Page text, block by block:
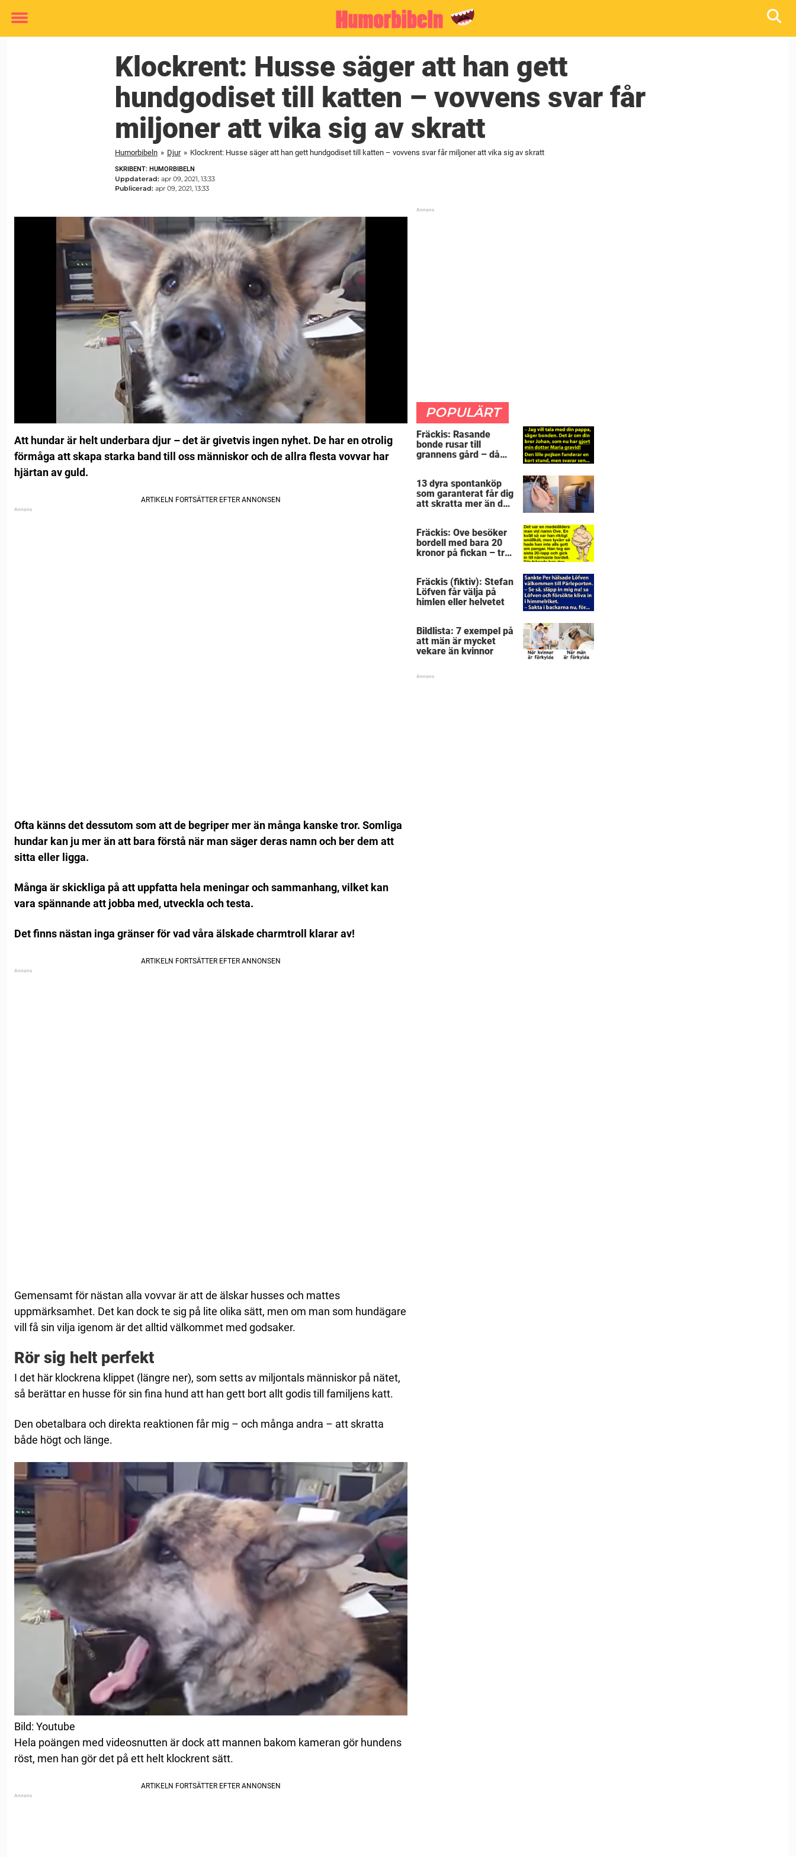
Toggle
Klockrent: Husse säger att han gett
hundgodiset till katten – vovvens svar får
miljoner att vika sig av skratt
Humorbibeln » Djur » Klockrent: Husse säger att han gett hundgodiset till katten – vovvens svar får miljoner att vika sig av skratt
SKRIBENT: HUMORBIBELN
Uppdaterad: apr 09, 2021, 13:33
Publicerad: apr 09, 2021, 13:33
Att hundar är helt underbara djur – det är givetvis ingen nyhet. De har en otrolig
förmåga att skapa starka band till oss människor och de allra flesta vovvar har
hjärtan av guld.
Ofta känns det dessutom som att de begriper mer än många kanske tror. Somliga
hundar kan ju mer än att bara förstå när man säger deras namn och ber dem att
sitta eller ligga.
Många är skickliga på att uppfatta hela meningar och sammanhang, vilket kan
vara spännande att jobba med, utveckla och testa.
Det finns nästan inga gränser för vad våra älskade charmtroll klarar av!
Gemensamt för nästan alla vovvar är att de älskar husses och mattes
uppmärksamhet. Det kan dock te sig på lite olika sätt, men om man som hundägare
vill få sin vilja igenom är det alltid välkommet med godsaker.
Rör sig helt perfekt
I det här klockrena klippet (längre ner), som setts av miljontals människor på nätet,
så berättar en husse för sin fina hund att han gett bort allt godis till familjens katt.
Den obetalbara och direkta reaktionen får mig – och många andra – att skratta
både högt och länge.
Bild: Youtube
Hela poängen med videosnutten är dock att mannen bakom kameran gör hundens
röst, men han gör det på ett helt klockrent sätt.
POPULÄRT
Fräckis: Rasande
bonde rusar till
grannens gård – då
mållös
13 dyra spontanköp
som garanterat får dig
att skratta mer än du
Fräckis: Ove besöker
bordell med bara 20
kronor på fickan – tre
Fräckis (fiktiv): Stefan
Löfven får välja på
himlen eller helvetet
Bildlista: 7 exempel på
att män är mycket
vekare än kvinnor